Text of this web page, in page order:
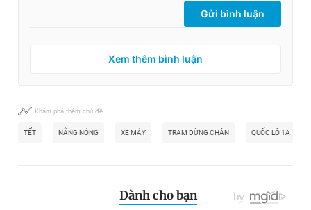
Gửi bình luận
Xem thêm bình luận
Khám phá thêm chủ đề
TẾT NẮNG NÓNG XE MÁY TRẠM DỪNG CHÂN QUỐC LỘ 1A